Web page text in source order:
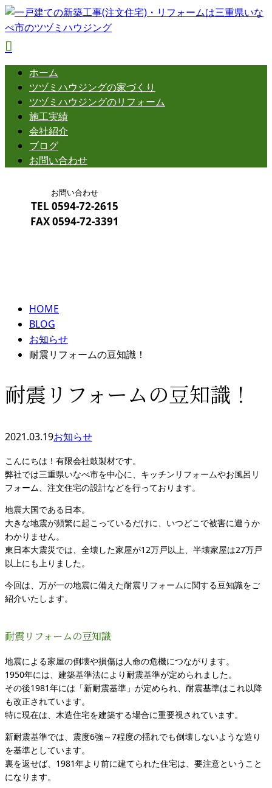
ホーム
ツヅミハウジングの家づくり
ツヅミハウジングのリフォーム
施工実績
会社紹介
ブログ
お問い合わせ
お問い合わせ
TEL 0594-72-2615
FAX0594-72-3391
HOME
BLOG
お知らせ
耐震リフォームの豆知識！
耐震リフォームの豆知識！
2021.03.19お知らせ
こんにちは！有限会社鼓製材です。
弊社では三重県いなべ市を中心に、キッチンリフォームやお風呂リ
フォーム、注文住宅の設計などを行っております。
地震大国である日本。
大きな地震が頻繁に起こっているだけに、いつどこで被害に遭うか
わかりません。
東日本大震災では、全壊した家屋が12万戸以上、半壊家屋は27万戸
以上にも上りました。
今回は、万が一の地震に備えた耐震リフォームに関する豆知識をご
紹介いたします。
耐震リフォームの豆知識
地震による家屋の倒壊や損傷は人命の危機につながります。
1950年には、建築基準法により耐震基準が定められました。
その後1981年には「新耐震基準」が定められ、耐震基準はこれ以降
も改正されています。
特に現在は、木造住宅を建築する場合に重要視されています。
新耐震基準では、震度6強～7程度の揺れでも倒壊しないような造り
を基準としています。
裏を返せば、1981年より前に建てられた住宅は、要注意ということ
になります。